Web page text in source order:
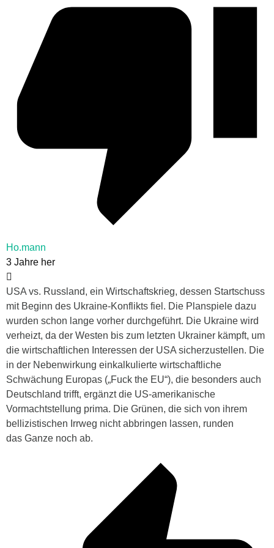
Ho.mann
3 Jahre her
USA vs. Russland, ein Wirtschaftskrieg, dessen Startschuss
mit Beginn des Ukraine-Konflikts fiel. Die Planspiele dazu
wurden schon lange vorher durchgeführt. Die Ukraine wird
verheizt, da der Westen bis zum letzten Ukrainer kämpft, um
die wirtschaftlichen Interessen der USA sicherzustellen. Die
in der Nebenwirkung einkalkulierte wirtschaftliche
Schwächung Europas („Fuck the EU“), die besonders auch
Deutschland trifft, ergänzt die US-amerikanische
Vormachtstellung prima. Die Grünen, die sich von ihrem
bellizistischen Irrweg nicht abbringen lassen, runden
das Ganze noch ab.